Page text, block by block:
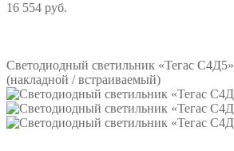
16 554 руб.
Светодиодный светильник «Тегас С4Д5»
(накладной / встраиваемый)